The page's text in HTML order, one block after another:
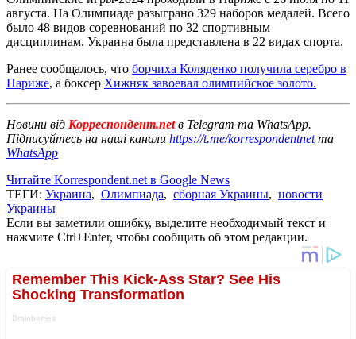
августа. На Олимпиаде разыграно 329 наборов медалей. Всего
было 48 видов соревнований по 32 спортивным
дисциплинам. Украина была представлена ​​в 22 видах спорта.
Ранее сообщалось, что борчиха Коляденко получила серебро в
Париже, а боксер Хижняк завоевал олимпийское золото.
Новини від Корреспондент.netв Telegram та WhatsApp.
Підписуйтесь на наші канали https://t.me/korrespondentnetта
WhatsApp
Читайте Korrespondent.net в Google News
ТЕГИ: Украина, Олимпиада, сборная Украины, новости
Украины
Если вы заметили ошибку, выделите необходимый текст и
нажмите Ctrl+Enter, чтобы сообщить об этом редакции.